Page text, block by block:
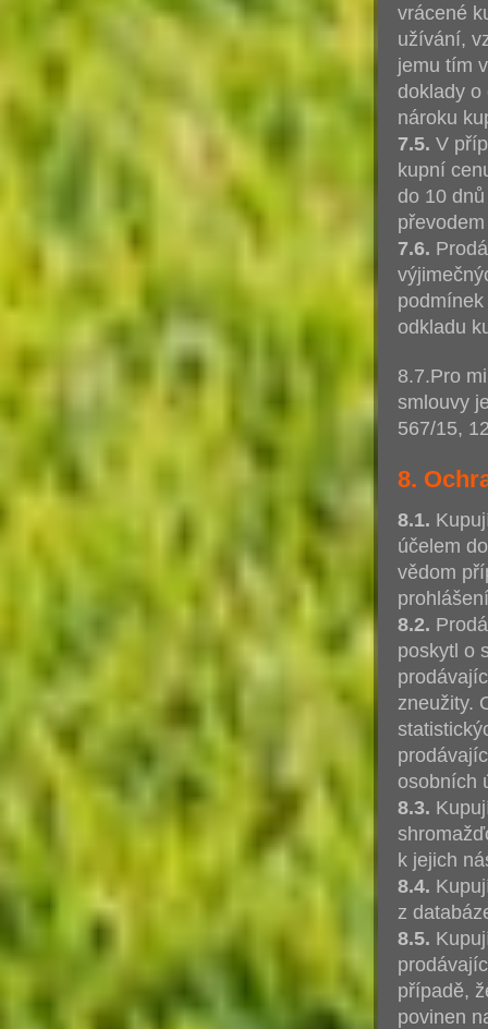
vrácené
užívání,
jemu tím
doklady
nároku
7.5. V
kupní
do 10
7.6.
odkladu
8.7.Pro
smlouvy
567/15,
8.
8.1.
účelem
vědom
8.2.
poskytl o
zneužity.
osobních
8.3.
k jejich
8.4.
z
8.5.
případě,
povinen